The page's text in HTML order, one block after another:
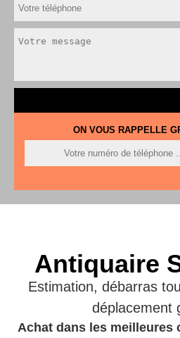
ON VOUS RAPPELLE
Antiquaire
Estimation, débarras
déplacement
Achat dans les meilleures